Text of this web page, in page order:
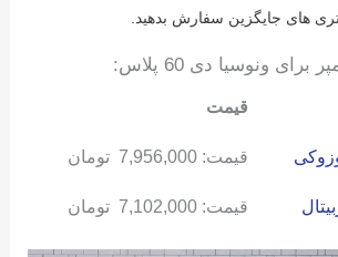
های جایگزین سفارش بدهید.
قیمت
قیمت: 7,956,000 تومان
قیمت: 7,102,000 تومان